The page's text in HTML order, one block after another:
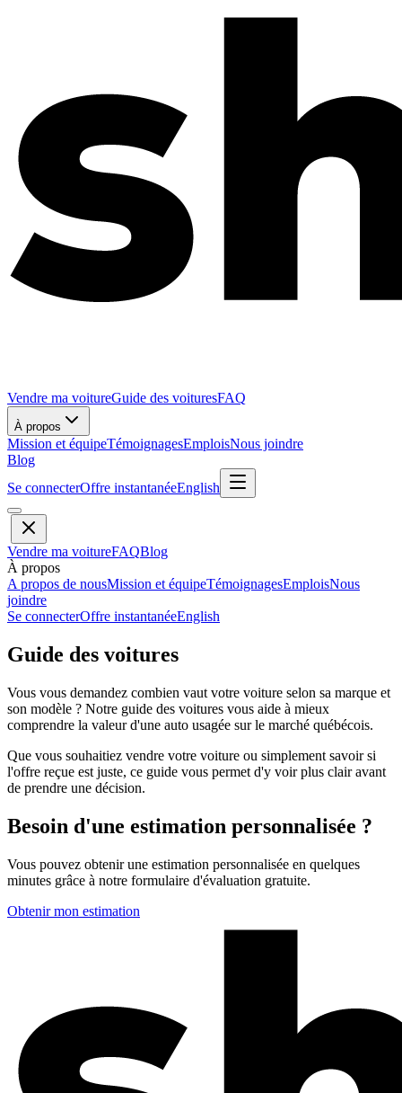
Vendre ma voitureGuide des voituresFAQ
À propos
Mission et équipeTémoignagesEmploisNous joindre
Blog
Se connecterOffre instantanéeEnglish
Vendre ma voitureFAQBlog
À propos
A propos de nousMission et équipeTémoignagesEmploisNous
joindre
Se connecterOffre instantanéeEnglish
Guide des voitures
Vous vous demandez combien vaut votre voiture selon sa marque et
son modèle ? Notre guide des voitures vous aide à mieux
comprendre la valeur d'une auto usagée sur le marché québécois.
Que vous souhaitiez vendre votre voiture ou simplement savoir si
l'offre reçue est juste, ce guide vous permet d'y voir plus clair avant
de prendre une décision.
Besoin d'une estimation personnalisée ?
Vous pouvez obtenir une estimation personnalisée en quelques
minutes grâce à notre formulaire d'évaluation gratuite.
Obtenir mon estimation